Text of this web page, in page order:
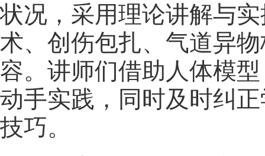
状况，采用理论讲解与
术、创伤包扎、气道异
容。讲师们借助人体模
动手实践，同时及时纠
技巧。